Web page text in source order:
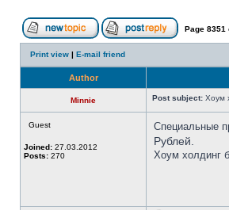
Page 8351
Print view | E-mail friend
Author
Minnie Post subject: Хоум
Guest
Joined: 27.03.2012
Posts: 270
Специальные
Рублей.
Хоум холдинг